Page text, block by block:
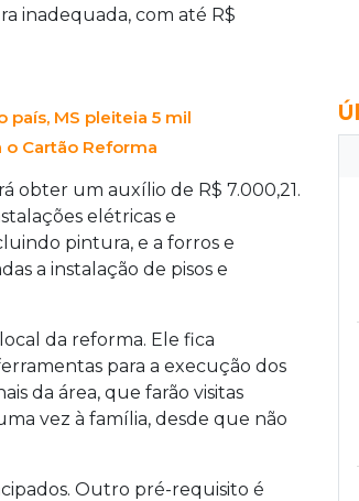
inadequada, com até R$
MS pleiteia 5 mil
Cartão Reforma
obter um auxílio de R$ 7.000,21.
elétricas e
pintura, e a forros e
a instalação de pisos e
da reforma. Ele fica
para a execução dos
da área, que farão visitas
vez à família, desde que não
Outro pré-requisito é